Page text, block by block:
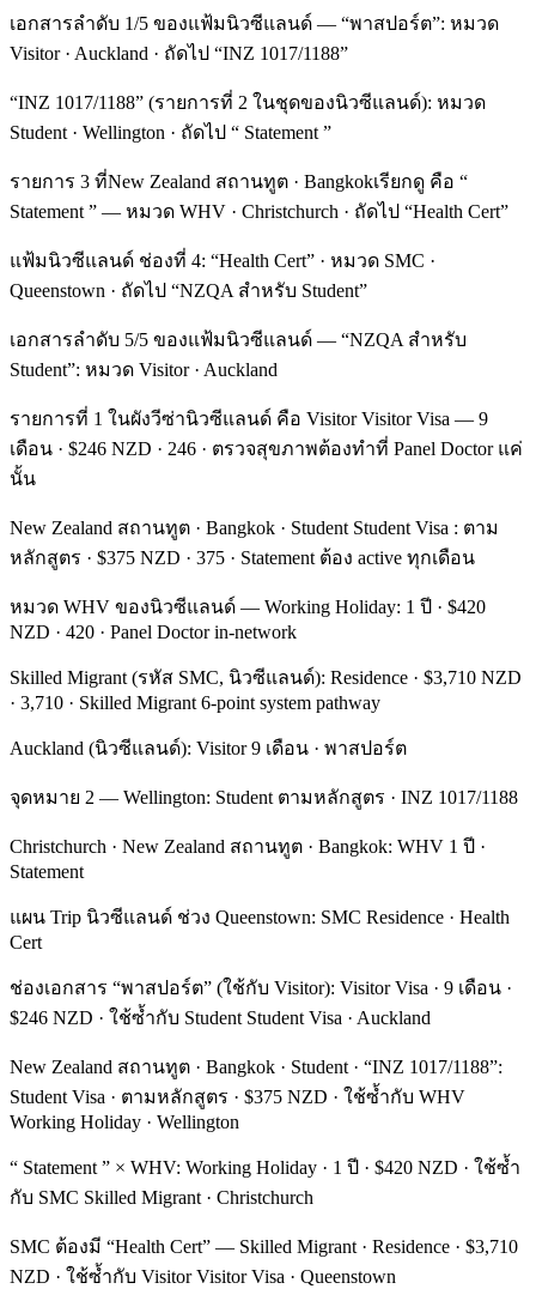
เอกสารลำดับ 1/5 ของแฟ้มนิวซีแลนด์ — “พาสปอร์ต”: หมวด
Visitor · Auckland · ถัดไป “INZ 1017/1188”
“INZ 1017/1188” (รายการที่ 2 ในชุดของนิวซีแลนด์): หมวด
Student · Wellington · ถัดไป “ Statement ”
รายการ 3 ที่New Zealand สถานทูต · Bangkokเรียกดู คือ “
Statement ” — หมวด WHV · Christchurch · ถัดไป “Health Cert”
แฟ้มนิวซีแลนด์ ช่องที่ 4: “Health Cert” · หมวด SMC ·
Queenstown · ถัดไป “NZQA สำหรับ Student”
เอกสารลำดับ 5/5 ของแฟ้มนิวซีแลนด์ — “NZQA สำหรับ
Student”: หมวด Visitor · Auckland
รายการที่ 1 ในผังวีซ่านิวซีแลนด์ คือ Visitor Visitor Visa — 9
เดือน · $246 NZD · 246 · ตรวจสุขภาพต้องทำที่ Panel Doctor แค่
นั้น
New Zealand สถานทูต · Bangkok · Student Student Visa : ตาม
หลักสูตร · $375 NZD · 375 · Statement ต้อง active ทุกเดือน
หมวด WHV ของนิวซีแลนด์ — Working Holiday: 1 ปี · $420
NZD · 420 · Panel Doctor in-network
Skilled Migrant (รหัส SMC, นิวซีแลนด์): Residence · $3,710 NZD
· 3,710 · Skilled Migrant 6-point system pathway
Auckland (นิวซีแลนด์): Visitor 9 เดือน · พาสปอร์ต
จุดหมาย 2 — Wellington: Student ตามหลักสูตร · INZ 1017/1188
Christchurch · New Zealand สถานทูต · Bangkok: WHV 1 ปี ·
Statement
แผน Trip นิวซีแลนด์ ช่วง Queenstown: SMC Residence · Health
Cert
ช่องเอกสาร “พาสปอร์ต” (ใช้กับ Visitor): Visitor Visa · 9 เดือน ·
$246 NZD · ใช้ซ้ำกับ Student Student Visa · Auckland
New Zealand สถานทูต · Bangkok · Student · “INZ 1017/1188”:
Student Visa · ตามหลักสูตร · $375 NZD · ใช้ซ้ำกับ WHV
Working Holiday · Wellington
“ Statement ” × WHV: Working Holiday · 1 ปี · $420 NZD · ใช้ซ้ำ
กับ SMC Skilled Migrant · Christchurch
SMC ต้องมี “Health Cert” — Skilled Migrant · Residence · $3,710
NZD · ใช้ซ้ำกับ Visitor Visitor Visa · Queenstown